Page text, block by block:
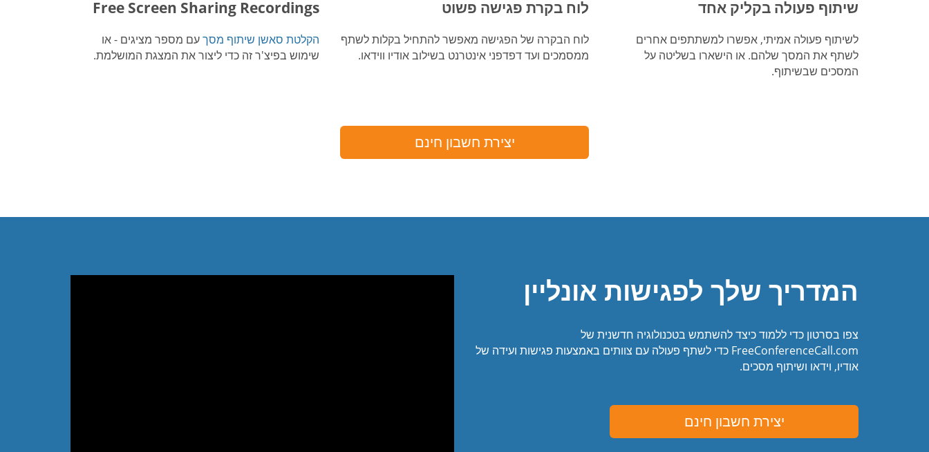
שיתוף פעולה בקליק אחד
לשיתוף פעולה אמיתי, אפשרו למשתתפים אחרים
לשתף את המסך שלהם. או הישארו בשליטה על
המסכים שבשיתוף.
לוח בקרת פגישה פשוט
לוח הבקרה של הפגישה מאפשר להתחיל בקלות לשתף
ממסמכים ועד דפדפני אינטרנט בשילוב אודיו ווידאו.
Free Screen Sharing Recordings
הקלטת סאשן שיתוף מסךעם מספר מציגים - או
שימוש בפיצ'ר זה כדי ליצור את המצגת המושלמת.
יצירת חשבון חינם
המדריך שלך לפגישות אונליין
צפו בסרטון כדי ללמוד כיצד להשתמש בטכנולוגיה חדשנית של
FreeConferenceCall.com כדי לשתף פעולה עם צוותים באמצעות פגישות ועידה של
אודיו, וידאו ושיתוף מסכים.
יצירת חשבון חינם